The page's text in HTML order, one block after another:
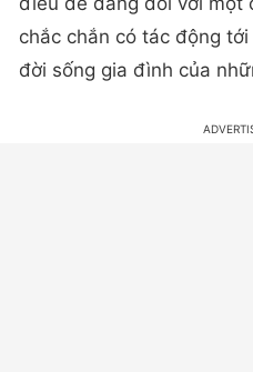
chắc chắn có tác động
đời sống gia đình của